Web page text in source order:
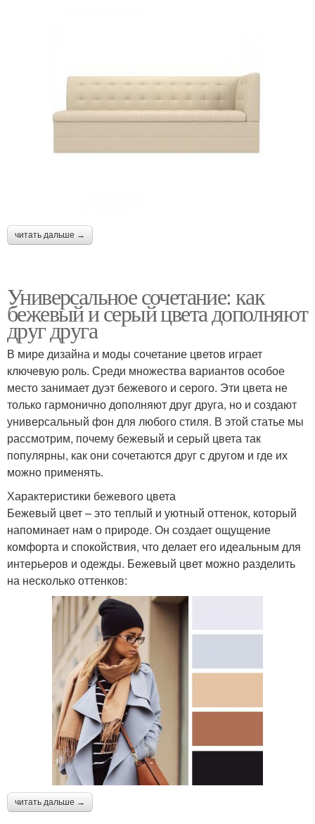
читать дальше →
Универсальное сочетание: как
бежевый и серый цвета дополняют
друг друга
В мире дизайна и моды сочетание цветов играет
ключевую роль. Среди множества вариантов особое
место занимает дуэт бежевого и серого. Эти цвета не
только гармонично дополняют друг друга, но и создают
универсальный фон для любого стиля. В этой статье мы
рассмотрим, почему бежевый и серый цвета так
популярны, как они сочетаются друг с другом и где их
можно применять.
Характеристики бежевого цвета
Бежевый цвет – это теплый и уютный оттенок, который
напоминает нам о природе. Он создает ощущение
комфорта и спокойствия, что делает его идеальным для
интерьеров и одежды. Бежевый цвет можно разделить
на несколько оттенков:
читать дальше →